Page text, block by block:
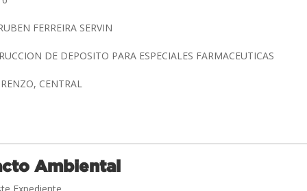
FERREIRA SERVIN
DE DEPOSITO PARA ESPECIALES FARMACEUTICAS
CENTRAL
Ambiental